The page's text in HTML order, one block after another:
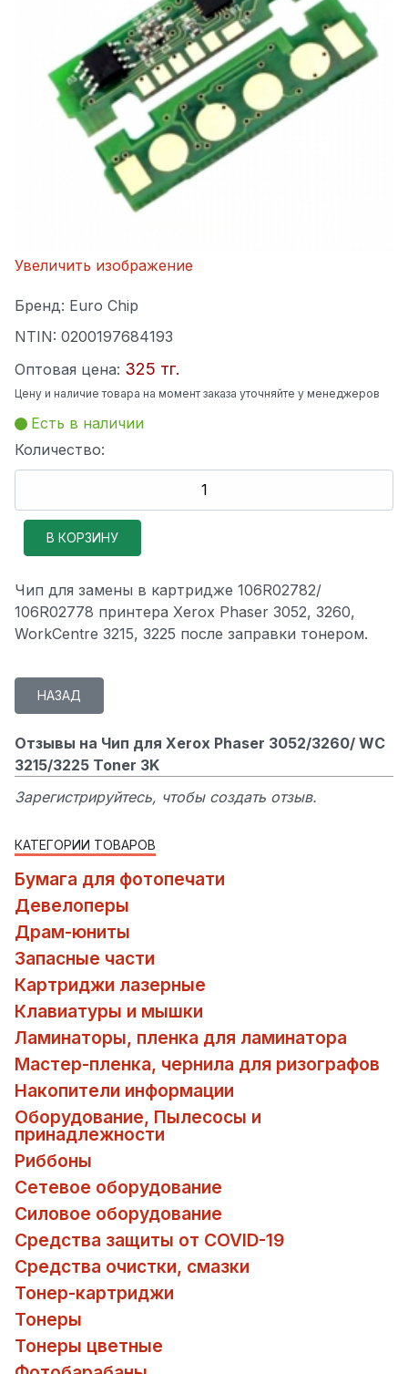
Увеличить изображение
Бренд: Euro Chip
NTIN: 0200197684193
Оптовая цена: 325 тг.
Цену и наличие товара на момент заказа уточняйте у менеджеров
Есть в наличии
Количество:
Чип для замены в картридже 106R02782/
106R02778 принтера Xerox Phaser 3052, 3260,
WorkCentre 3215, 3225 после заправки тонером.
Отзывы на Чип для Xerox Phaser 3052/3260/ WC
3215/3225 Toner 3K
Зарегистрируйтесь, чтобы создать отзыв.
КАТЕГОРИИ ТОВАРОВ
Бумага для фотопечати
Девелоперы
Драм-юниты
Запасные части
Картриджи лазерные
Клавиатуры и мышки
Ламинаторы, пленка для ламинатора
Мастер-пленка, чернила для ризографов
Накопители информации
Оборудование, Пылесосы и
принадлежности
Риббоны
Сетевое оборудование
Силовое оборудование
Средства защиты от COVID-19
Средства очистки, смазки
Тонер-картриджи
Тонеры
Тонеры цветные